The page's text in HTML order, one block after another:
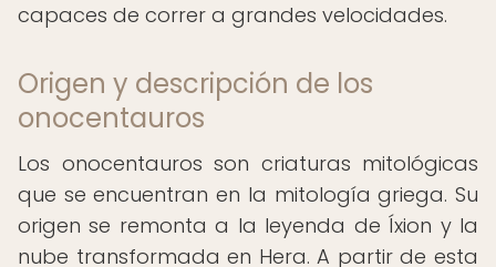
capaces de correr a grandes velocidades.
Origen y descripción de los
onocentauros
Los onocentauros son criaturas mitológicas
que se encuentran en la mitología griega. Su
origen se remonta a la leyenda de Íxion y la
nube transformada en Hera. A partir de esta